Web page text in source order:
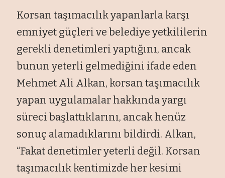
Korsan taşımacılık yapanlarla karşı
emniyet güçleri ve belediye yetkililerin
gerekli denetimleri yaptığını, ancak
bunun yeterli gelmediğini ifade eden
Mehmet Ali Alkan, korsan taşımacılık
yapan uygulamalar hakkında yargı
süreci başlattıklarını, ancak henüz
sonuç alamadıklarını bildirdi. Alkan,
“Fakat denetimler yeterli değil. Korsan
taşımacılık kentimizde her kesimi